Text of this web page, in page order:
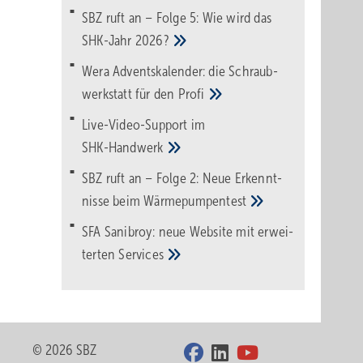
SBZ ruft an – Folge 5: Wie wird das
SHK-Jahr 2026?
Wera Adventskalender: die Schraub­
werk­statt für den Pro­fi
Live-Video-Support im
SHK-Handwerk
SBZ ruft an – Folge 2: Neue Erkennt­
nisse beimWärme­pumpen­test
SFA Sanibroy: neue Web­site mit erwei­
tertenServices
© 2026 SBZ